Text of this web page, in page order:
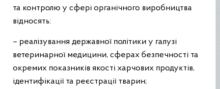
та контролю у сфері органічного виробництва
відносять:
– реалізування державної політики у галузі
ветеринарної медицини, сферах безпечності та
окремих показників якості харчових продуктів,
ідентифікації та реєстрації тварин;